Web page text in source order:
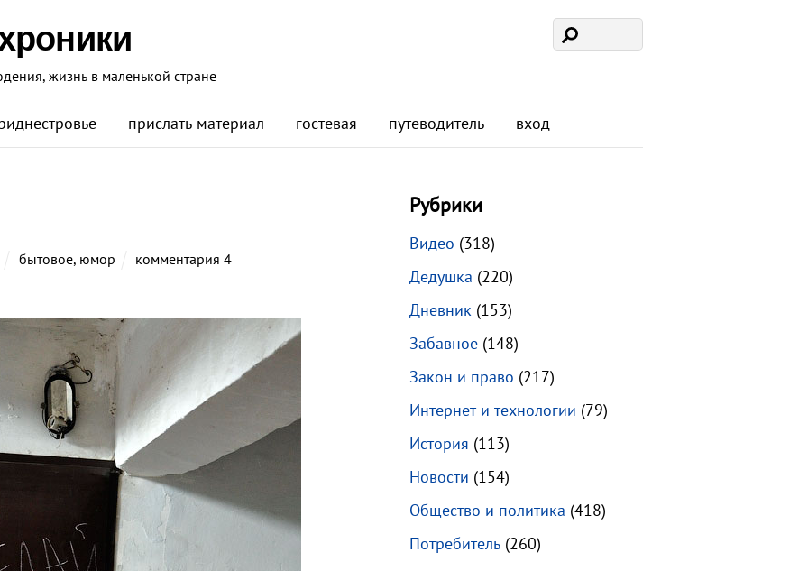
жизнь в маленькой стране
прислать материал гостевая путеводитель вход
бытовое, юмор комментария 4
Рубрики
Видео (318)
Дедушка (220)
Дневник(153)
Забавное(148)
Закон и право (217)
Интернет и технологии (79)
История (113)
Новости (154)
Общество и политика (418)
Потребитель(260)